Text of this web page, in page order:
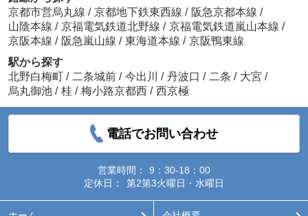
京都市営烏丸線 / 京都地下鉄東西線 / 阪急京都本線 /
山陰本線 / 京福電気鉄道北野線 / 京福電気鉄道嵐山本線 /
京阪本線 / 阪急嵐山線 / 東海道本線 / 京阪鴨東線
駅から探す
北野白梅町 / 二条城前 / 今出川 / 丹波口 / 二条 / 大宮 /
烏丸御池 / 桂 / 梅小路京都西 / 西京極
電話でお問い合わせ
営業時間：
9：30-18：00
定休日：
第2第3火曜日・水曜日